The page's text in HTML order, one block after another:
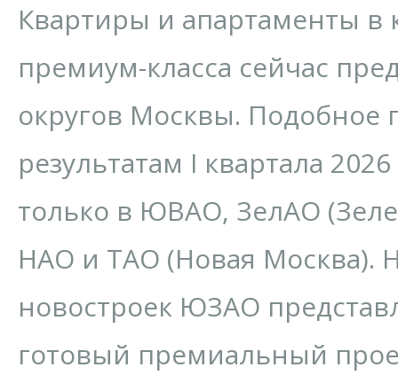
Квартиры и апартаменты в
премиум-класса сейчас
округов Москвы. Подобное
результатам I квартала 2026
только в ЮВАО, ЗелАО
НАО и ТАО (Новая Москва).
новостроек ЮЗАО
готовый премиальный